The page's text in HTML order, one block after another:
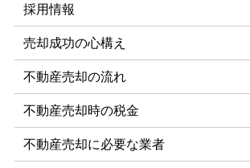
採用情報
売却成功の心構え
不動産売却の流れ
不動産売却時の税金
不動産売却に必要な業者